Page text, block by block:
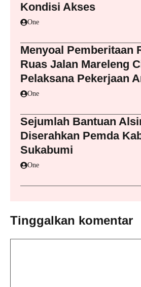
Kondisi Akses
One
Menyoal Pemberitaan
Ruas Jalan Mareleng
Pelaksana Pekerjaan
One
Sejumlah Bantuan
Diserahkan Pemda
Sukabumi
One
Tinggalkan komentar